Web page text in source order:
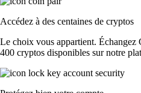
Accédez à des centaines de cryptos
Le choix vous appartient.
400 cryptos disponibles sur notre